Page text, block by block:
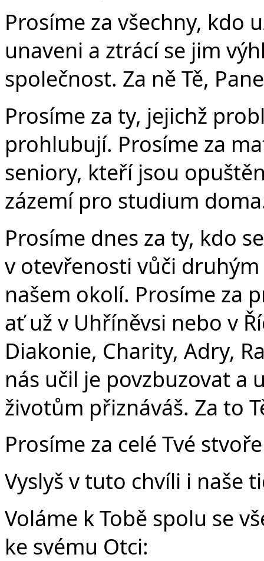
Prosíme za všechny, kdo
unaveni a ztrácí se jim
společnost. Za ně Tě,
Prosíme za ty, jejichž
prohlubují. Prosíme za
seniory, kteří jsou
zázemí pro studium
Prosíme dnes za ty, kdo
v otevřenosti vůči
našem okolí. Prosíme za
ať už v Uhříněvsi nebo v
Diakonie, Charity, Adry,
nás učil je povzbuzovat a
životům přiznáváš. Za to
Prosíme za celé Tvé
Vyslyš v tuto chvíli i naše
Voláme k Tobě spolu se
ke svému Otci: